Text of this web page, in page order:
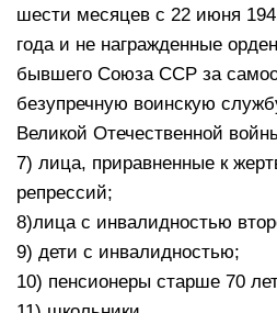
шести месяцев с 22 июня
года и не награжденные
бывшего Союза ССР за
безупречную воинскую
Великой Отечественной
7) лица, приравненные к
репрессий;
8)лица с инвалидностью
9) дети с инвалидностью;
10) пенсионеры старше 70